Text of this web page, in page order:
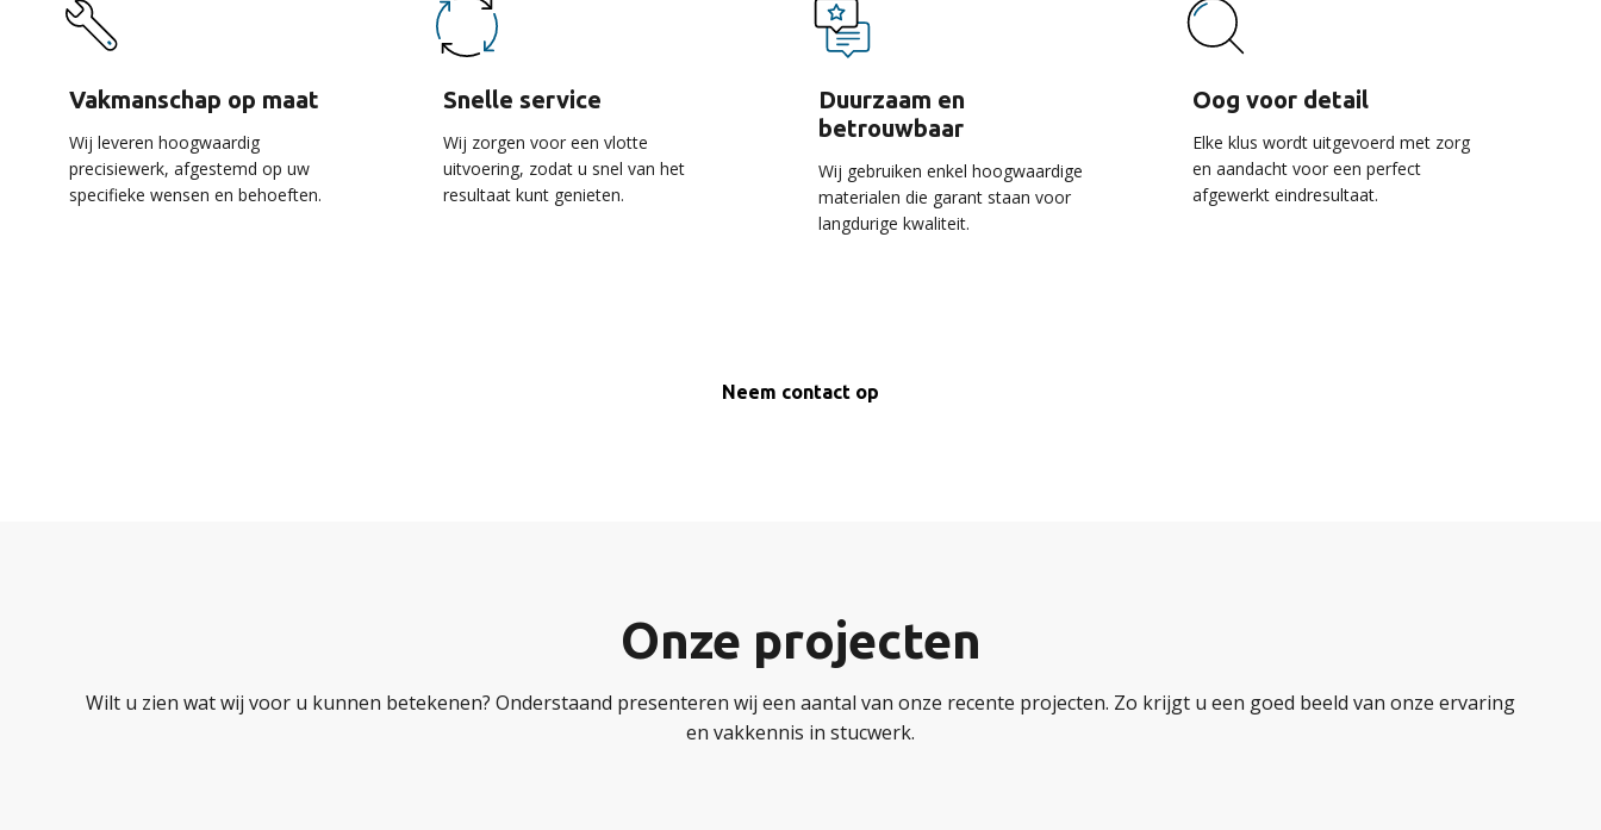
Vakmanschap op maat
Wij leveren hoogwaardig
precisiewerk, afgestemd op uw
specifieke wensen en behoeften.
Snelle service
Wij zorgen voor een vlotte
uitvoering, zodat u snel van het
resultaat kunt genieten.
Duurzaam en
betrouwbaar
Wij gebruiken enkel hoogwaardige
materialen die garant staan voor
langdurige kwaliteit.
Oog voor detail
Elke klus wordt uitgevoerd met zorg
en aandacht voor een perfect
afgewerkt eindresultaat.
Neem contact op
Onze projecten
Wilt u zien wat wij voor u kunnen betekenen? Onderstaand presenteren wij een aantal van onze recente projecten. Zo krijgt u een goed beeld van onze ervaring
en vakkennis in stucwerk.